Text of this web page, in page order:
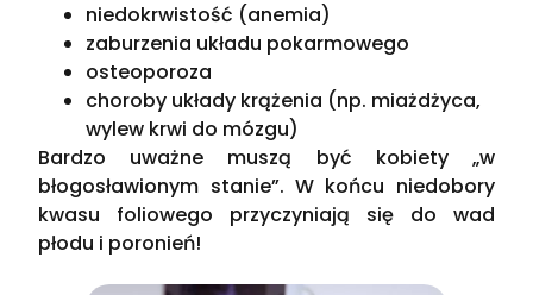
niedokrwistość (anemia)
zaburzenia układu pokarmowego
osteoporoza
choroby układy krążenia (np. miażdżyca,
wylew krwi do mózgu)
Bardzo uważne muszą być kobiety „w
błogosławionym stanie”. W końcu niedobory
kwasu foliowego przyczyniają się do wad
płodu i poronień!